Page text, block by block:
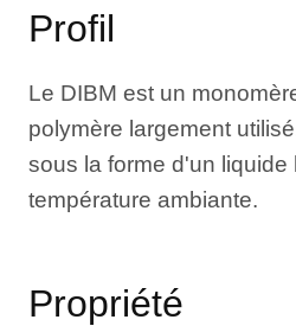
Profil
Le DIBM est un
polymère largement
sous la forme d'un liquide
température ambiante.
Propriété